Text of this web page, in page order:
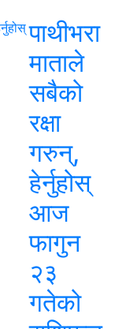
पाथीभरा
माताले
सबैको
रक्षा
गरुन्,
हेर्नुहोस्
आज
फागुन
२३
गतेको